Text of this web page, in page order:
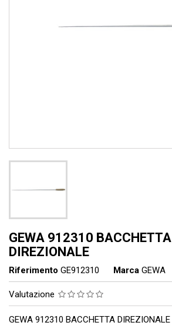
GEWA 912310 BACCHETTA
DIREZIONALE
Riferimento GE912310 Marca GEWA
Valutazione
GEWA 912310 BACCHETTA DIREZIONALE